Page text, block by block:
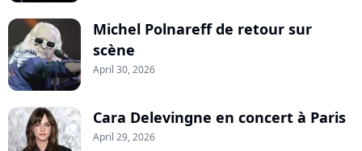
Michel Polnareff de retour sur
scène
April 30, 2026
Cara Delevingne en concert à Paris
April 29, 2026